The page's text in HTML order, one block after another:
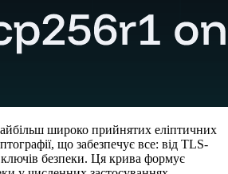
широко прийнятих еліптичних
що забезпечує все: від TLS-
безпеки. Ця крива формує